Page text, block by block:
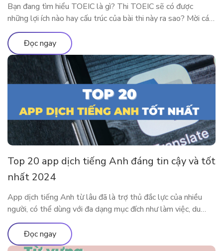
Bạn đang tìm hiểu TOEIC là gì? Thi TOEIC sẽ có được
những lợi ích nào hay cấu trúc của bài thi này ra sao? Mời các
độc giả theo chân ELSA Premium để tìm hiểu tất tần tật về
chứng chỉ TOEIC 2024 nhé! TOEIC là gì? Trên các diễn đàn
học tiếng Anh […]
Đọc ngay
Top 20 app dịch tiếng Anh đáng tin cậy và tốt
nhất 2024
App dịch tiếng Anh từ lâu đã là trợ thủ đắc lực của nhiều
người, có thể dùng với đa dạng mục đích như làm việc, du
lịch, học tập,… Cùng tìm hiểu 20 app dịch tiếng Anh tiện lợi
và phổ biến nhất tại đây nhé. Ưu nhược điểm của việc sử
dụng app […]
Đọc ngay